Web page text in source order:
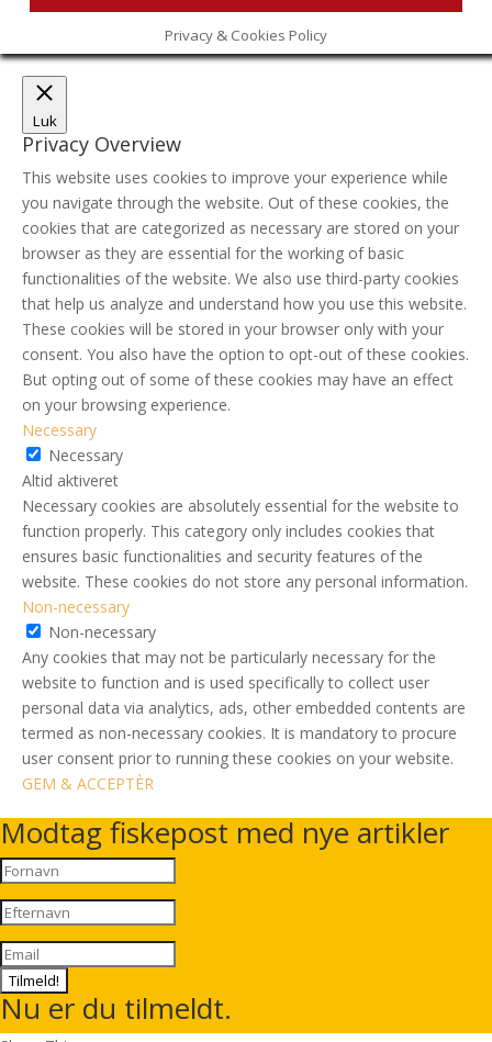
Privacy & Cookies Policy
Luk
Privacy Overview
This website uses cookies to improve your experience while
you navigate through the website. Out of these cookies, the
cookies that are categorized as necessary are stored on your
browser as they are essential for the working of basic
functionalities of the website. We also use third-party cookies
that help us analyze and understand how you use this website.
These cookies will be stored in your browser only with your
consent. You also have the option to opt-out of these cookies.
But opting out of some of these cookies may have an effect
on your browsing experience.
Necessary
Necessary
Altid aktiveret
Necessary cookies are absolutely essential for the website to
function properly. This category only includes cookies that
ensures basic functionalities and security features of the
website. These cookies do not store any personal information.
Non-necessary
Non-necessary
Any cookies that may not be particularly necessary for the
website to function and is used specifically to collect user
personal data via analytics, ads, other embedded contents are
termed as non-necessary cookies. It is mandatory to procure
user consent prior to running these cookies on your website.
GEM & ACCEPTÈR
Modtag fiskepost med nye artikler
Tilmeld!
Nu er du tilmeldt.